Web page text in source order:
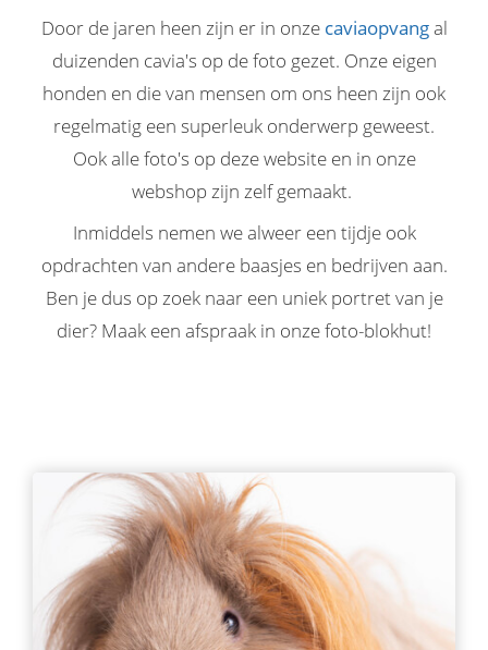
Door de jaren heen zijn er in onze caviaopvangal
duizenden cavia's op de foto gezet. Onze eigen
honden en die van mensen om ons heen zijn ook
regelmatig een superleuk onderwerp geweest.
Ook alle foto's op deze website en in onze
webshop zijn zelf gemaakt.
Inmiddels nemen we alweer een tijdje ook
opdrachten van andere baasjes en bedrijven aan.
Ben je dus op zoek naar een uniek portret van je
dier? Maak een afspraak in onze foto-blokhut!